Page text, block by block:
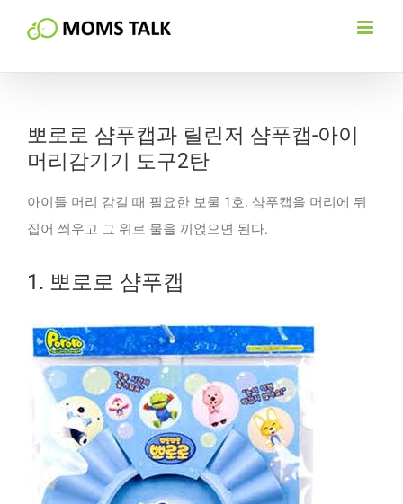
뽀로로 샴푸캡과 릴린저 샴푸캡-아이
머리감기기 도구2탄
아이들 머리 감길 때 필요한 보물 1호. 샴푸캡을 머리에 뒤
집어 씌우고 그 위로 물을 끼얹으면 된다.
1. 뽀로로 샴푸캡